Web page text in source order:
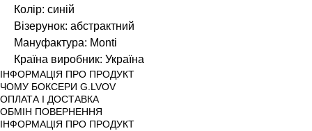
Колір: синій
Візерунок: абстрактний
Мануфактура: Monti
Країна виробник: Україна
ІНФОРМАЦІЯ ПРО ПРОДУКТ
ЧОМУ БОКСЕРИ G.LVOV
ОПЛАТА І ДОСТАВКА
ОБМІН ПОВЕРНЕННЯ
ІНФОРМАЦІЯ ПРО ПРОДУКТ